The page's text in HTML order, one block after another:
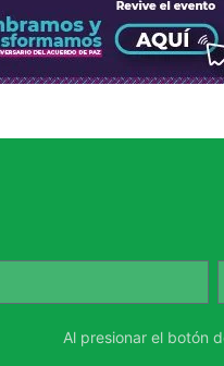
Al presionar el botón